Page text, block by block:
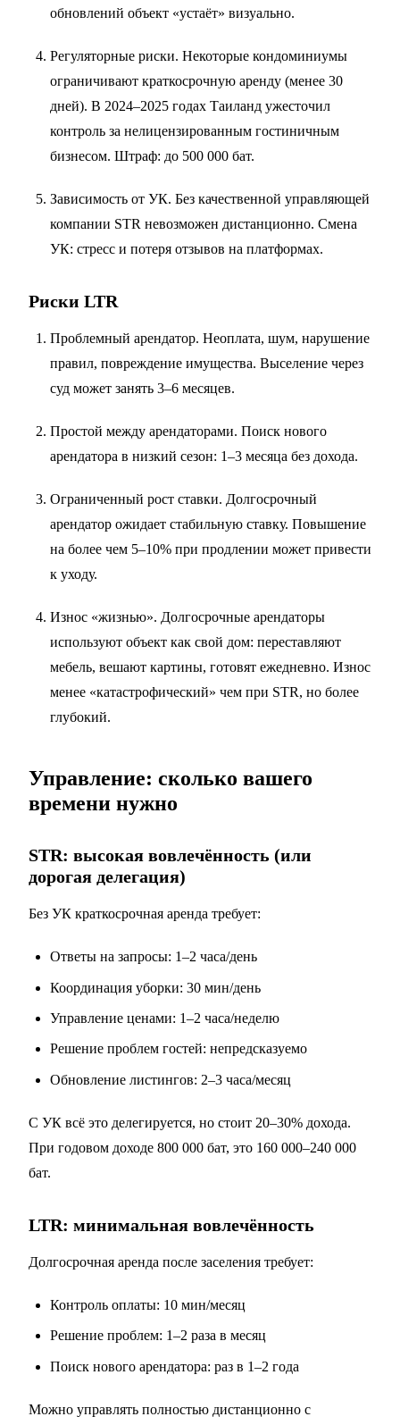
обновлений объект «устаёт» визуально.
Регуляторные риски. Некоторые кондоминиумы
ограничивают краткосрочную аренду (менее 30
дней). В 2024–2025 годах Таиланд ужесточил
контроль за нелицензированным гостиничным
бизнесом. Штраф: до 500 000 бат.
Зависимость от УК. Без качественной управляющей
компании STR невозможен дистанционно. Смена
УК: стресс и потеря отзывов на платформах.
Риски LTR
Проблемный арендатор. Неоплата, шум, нарушение
правил, повреждение имущества. Выселение через
суд может занять 3–6 месяцев.
Простой между арендаторами. Поиск нового
арендатора в низкий сезон: 1–3 месяца без дохода.
Ограниченный рост ставки. Долгосрочный
арендатор ожидает стабильную ставку. Повышение
на более чем 5–10% при продлении может привести
к уходу.
Износ «жизнью». Долгосрочные арендаторы
используют объект как свой дом: переставляют
мебель, вешают картины, готовят ежедневно. Износ
менее «катастрофический» чем при STR, но более
глубокий.
Управление: сколько вашего
времени нужно
STR: высокая вовлечённость (или
дорогая делегация)
Без УК краткосрочная аренда требует:
Ответы на запросы: 1–2 часа/день
Координация уборки: 30 мин/день
Управление ценами: 1–2 часа/неделю
Решение проблем гостей: непредсказуемо
Обновление листингов: 2–3 часа/месяц
С УК всё это делегируется, но стоит 20–30% дохода.
При годовом доходе 800 000 бат, это 160 000–240 000
бат.
LTR: минимальная вовлечённость
Долгосрочная аренда после заселения требует:
Контроль оплаты: 10 мин/месяц
Решение проблем: 1–2 раза в месяц
Поиск нового арендатора: раз в 1–2 года
Можно управлять полностью дистанционно с